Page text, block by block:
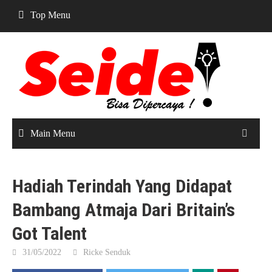
content
Top Menu
Main Menu
Hadiah Terindah Yang Didapat
Bambang Atmaja Dari Britain’s
Got Talent
31/05/2022 Ricke Senduk